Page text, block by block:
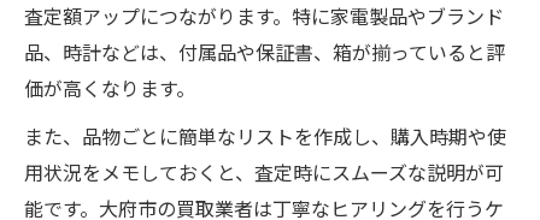
査定額アップにつながります。特に家電製品やブランド
品、時計などは、付属品や保証書、箱が揃っていると評
価が高くなります。
また、品物ごとに簡単なリストを作成し、購入時期や使
用状況をメモしておくと、査定時にスムーズな説明が可
能です。大府市の買取業者は丁寧なヒアリングを行うケ